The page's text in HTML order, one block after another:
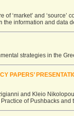
of ‘market’ and
the information and data
strategies in the
PAPERS’
and Kleio
of Pushbacks